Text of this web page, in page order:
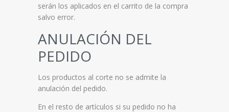
serán los aplicados en el carrito de la compra
salvo error.
ANULACIÓN DEL
PEDIDO
Los productos al corte no se admite la
anulación del pedido.
En el resto de artículos si su pedido no ha